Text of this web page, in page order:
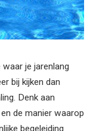
je jarenlang
bij kijken dan
Denk aan
de manier waarop
begeleiding